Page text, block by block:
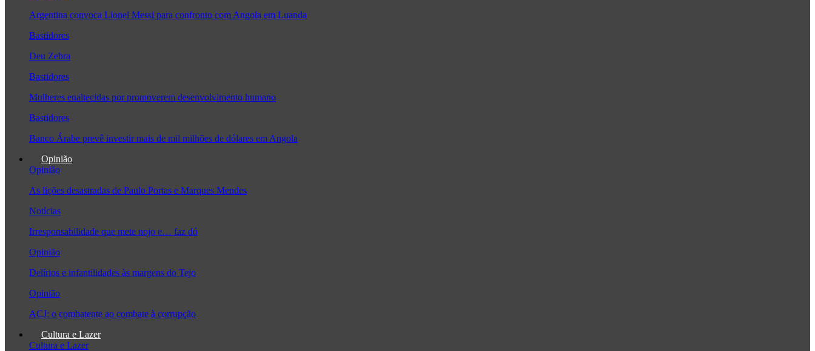
Argentina convoca Lionel Messi para confronto com Angola em Luanda
Bastidores
Deu Zebra
Bastidores
Mulheres enaltecidas por promoverem desenvolvimento humano
Bastidores
Banco Árabe prevê investir mais de mil milhões de dólares em Angola
Opinião
Opinião
As lições desastradas de Paulo Portas e Marques Mendes
Notícias
Irresponsabilidade que mete nojo e… faz dó
Opinião
Delírios e infantilidades às margens do Tejo
Opinião
ACJ: o combatente ao combate à corrupção
Cultura e Lazer
Cultura e Lazer